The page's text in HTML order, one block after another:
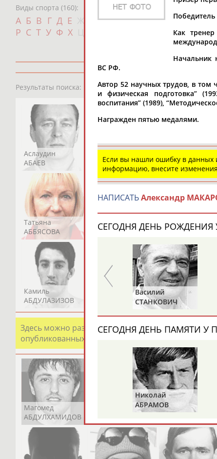
Виды спорта (160):
А Б В Г Д Е И К Л М Н О
П
Р С Т У Ф Х
Результаты поиска: 13181персон
Аслаудин
АБАЕВ
АБАИМОВА
АБАКУМОВА
Татьяна
АББЯСОВА
Акжана
АБДИКАРИМОВА
Артур
АБДРАХМАНОВ
Камиль
АБДУЛАЗИЗОВ
АБДУЛБЕКОВ
Камалудин
АБДУЛДАУДОВ
Здесь можно разместить информацию о хорошо
опубликованных записях. Страна должна знать
Магомед
АБДУЛХАМИДОВ
Адлан
Победитель
Как
Начальник
ВС РФ.
Автор 52 научных трудов, в том
и физическая подготовка”
воспитания” (1989),
Награжден пятью медалями.
Если вы нашли ошибку в
информацию, внесите
НАПИСАТЬАлександр
СЕГОДНЯ ДЕНЬ
Виктор
БАЖЕНОВ
Василий
СТАНКОВИЧ
СЕГОДНЯ ДЕНЬ ПАМЯТИ У
Николай
АБРАМОВ